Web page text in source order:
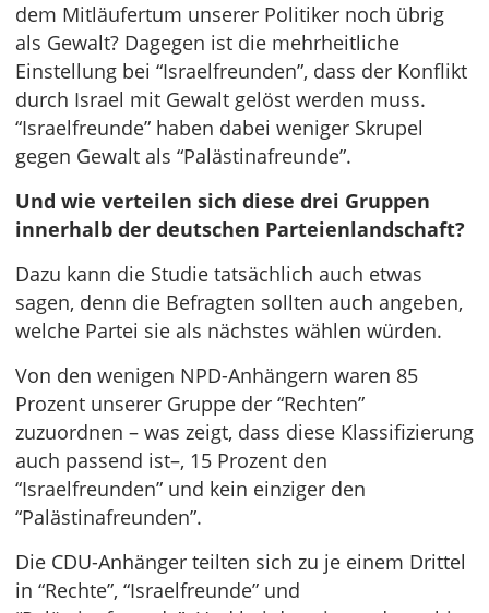
dem Mitläufertum unserer Politiker noch übrig
als Gewalt? Dagegen ist die mehrheitliche
Einstellung bei “Israelfreunden”, dass der Konflikt
durch Israel mit Gewalt gelöst werden muss.
“Israelfreunde” haben dabei weniger Skrupel
gegen Gewalt als “Palästinafreunde”.
Und wie verteilen sich diese drei Gruppen
innerhalb der deutschen Parteienlandschaft?
Dazu kann die Studie tatsächlich auch etwas
sagen, denn die Befragten sollten auch angeben,
welche Partei sie als nächstes wählen würden.
Von den wenigen NPD-Anhängern waren 85
Prozent unserer Gruppe der “Rechten”
zuzuordnen – was zeigt, dass diese Klassifizierung
auch passend ist–, 15 Prozent den
“Israelfreunden” und kein einziger den
“Palästinafreunden”.
Die CDU-Anhänger teilten sich zu je einem Drittel
in “Rechte”, “Israelfreunde” und